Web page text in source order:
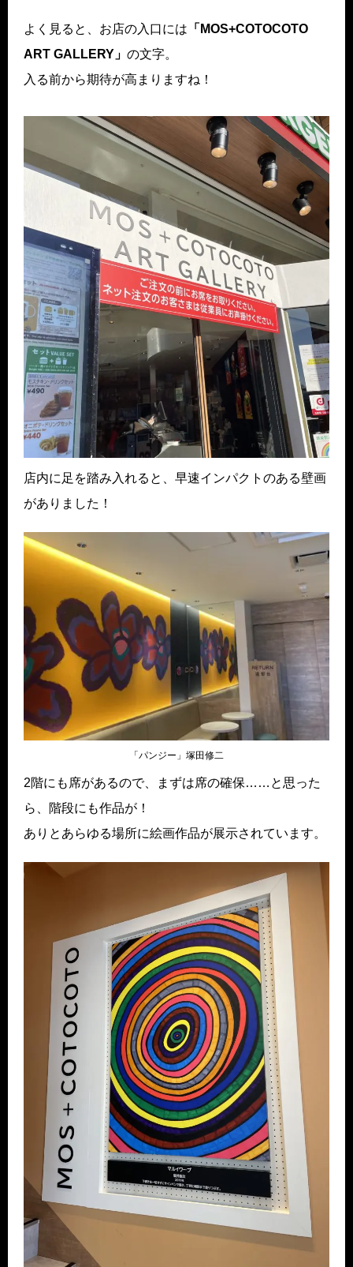
よく見ると、お店の入口には 「MOS+COTOCOTO
ART GALLERY」 の文字。
入る前から期待が高まりますね！
店内に足を踏み入れると、早速インパクトのある壁画
がありました！
「パンジー」塚田修二
2階にも席があるので、まずは席の確保……と思った
ら、階段にも作品が！
ありとあらゆる場所に絵画作品が展示されています。